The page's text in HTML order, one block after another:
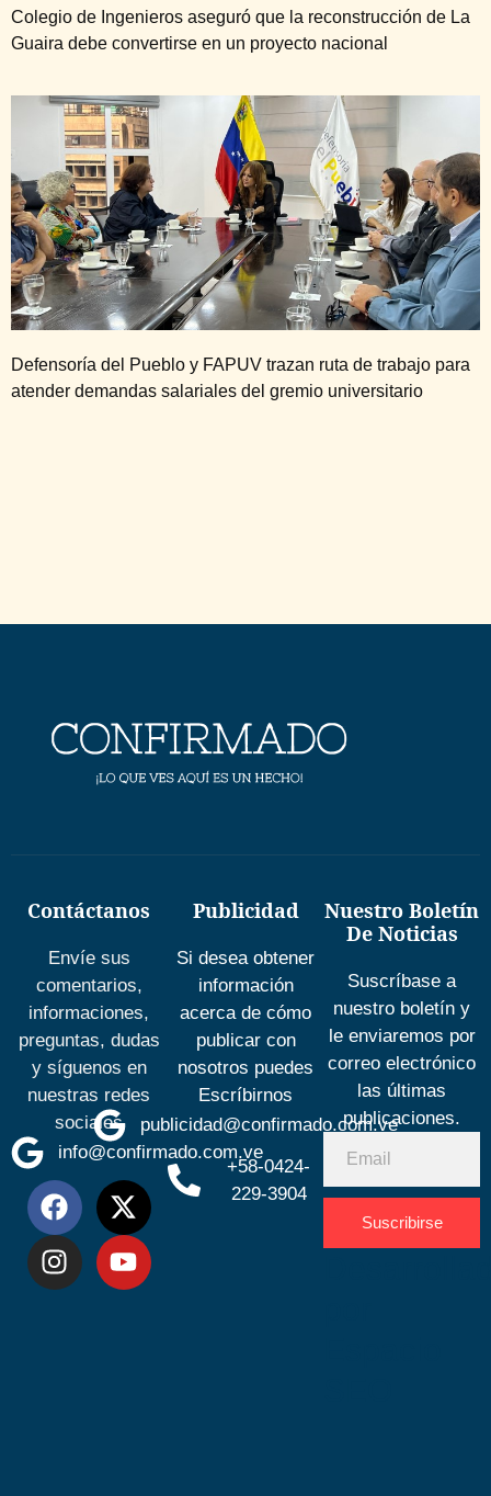
Colegio de Ingenieros aseguró que la reconstrucción de La
Guaira debe convertirse en un proyecto nacional
Defensoría del Pueblo y FAPUV trazan ruta de trabajo para
atender demandas salariales del gremio universitario
Contáctanos
Envíe sus
comentarios,
informaciones,
preguntas, dudas
y síguenos en
nuestras redes
sociales
info@confirmado.com.ve
Publicidad
Si desea obtener
información
acerca de cómo
publicar con
nosotros puedes
Escríbirnos
publicidad@confirmado.com.ve
+58-0424-
229-3904
Nuestro Boletín
De Noticias
Suscríbase a
nuestro boletín y
le enviaremos por
correo electrónico
las últimas
publicaciones.
Suscribirse